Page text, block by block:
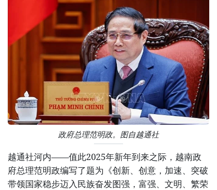
政府总理范明政。图自越通社
越通社河内——值此2025年新年到来之际，越南政
府总理范明政编写了题为《创新、创意，加速、突破
带领国家稳步迈入民族奋发图强，富强、文明、繁荣